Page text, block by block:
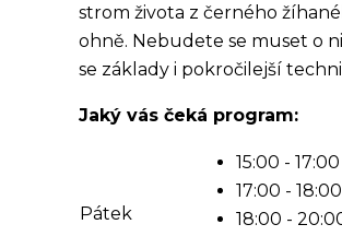
strom života z černého
ohně. Nebudete se muset o
se základy i pokročilejší
Jaký vás čeká program:
Pátek
15:00 -
17:00 -
18:00 -